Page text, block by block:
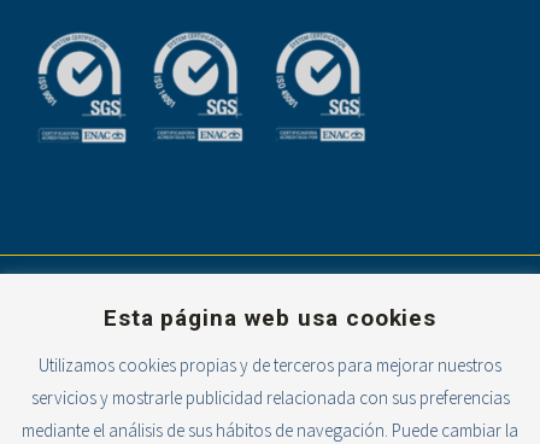
Powered with
Esta página web usa cookies
Utilizamos cookies propias y de terceros para mejorar nuestros
servicios y mostrarle publicidad relacionada con sus preferencias
mediante el análisis de sus hábitos de navegación. Puede cambiar la